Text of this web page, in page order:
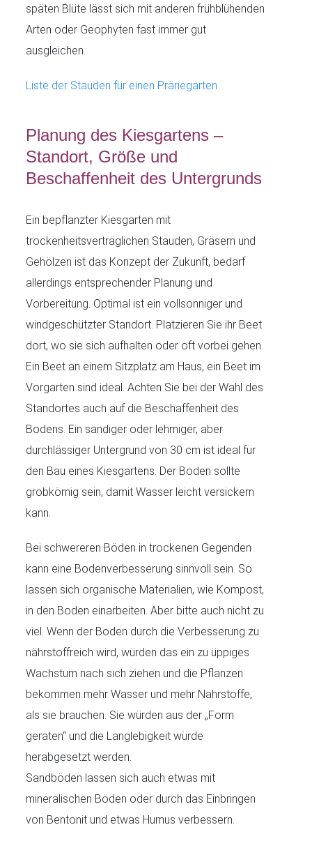
späten Blüte lässt sich mit anderen frühblühenden
Arten oder Geophyten fast immer gut
ausgleichen.
Liste der Stauden für einen Präriegarten
Planung des Kiesgartens –
Standort, Größe und
Beschaffenheit des Untergrunds
Ein bepflanzter Kiesgarten mit
trockenheitsverträglichen Stauden, Gräsern und
Gehölzen ist das Konzept der Zukunft, bedarf
allerdings entsprechender Planung und
Vorbereitung. Optimal ist ein vollsonniger und
windgeschützter Standort. Platzieren Sie ihr Beet
dort, wo sie sich aufhalten oder oft vorbei gehen.
Ein Beet an einem Sitzplatz am Haus, ein Beet im
Vorgarten sind ideal. Achten Sie bei der Wahl des
Standortes auch auf die Beschaffenheit des
Bodens. Ein sandiger oder lehmiger, aber
durchlässiger Untergrund von 30 cm ist ideal für
den Bau eines Kiesgartens. Der Boden sollte
grobkörnig sein, damit Wasser leicht versickern
kann.
Bei schwereren Böden in trockenen Gegenden
kann eine Bodenverbesserung sinnvoll sein. So
lassen sich organische Materialien, wie Kompost,
in den Boden einarbeiten. Aber bitte auch nicht zu
viel. Wenn der Boden durch die Verbesserung zu
nährstoffreich wird, würden das ein zu üppiges
Wachstum nach sich ziehen und die Pflanzen
bekommen mehr Wasser und mehr Nährstoffe,
als sie brauchen. Sie würden aus der „Form
geraten“ und die Langlebigkeit würde
herabgesetzt werden.
Sandböden lassen sich auch etwas mit
mineralischen Böden oder durch das Einbringen
von Bentonit und etwas Humus verbessern.